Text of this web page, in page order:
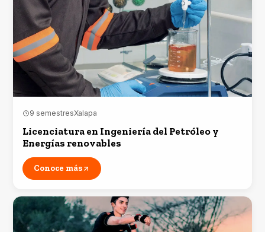
9 semestresXalapa
Licenciatura en Ingeniería del Petróleo y
Energías renovables
Conoce más